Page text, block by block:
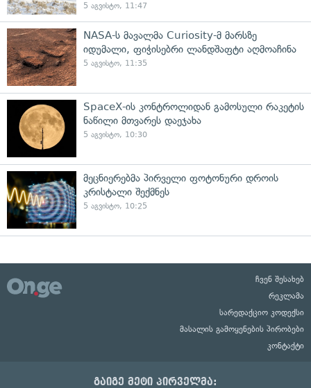
5 აგვისტო, 11:47
NASA-ს მავალმა Curiosity-მ მარსზე
იდუმალი, ფიჭისებრი ლანდშაფტი აღმოაჩინა
5 აგვისტო, 11:35
SpaceX-ის კონტროლიდან გამოსული რაკეტის
ნაწილი მთვარეს დაეჯახა
5 აგვისტო, 10:30
მეცნიერებმა პირველი ფოტონური დროის
კრისტალი შექმნეს
5 აგვისტო, 10:25
ჩვენ შესახებ
რეკლამა
სარედაქციო კოდექსი
მასალის გამოყენების პირობები
კონტაქტი
გაიგე მეტი პირველმა: